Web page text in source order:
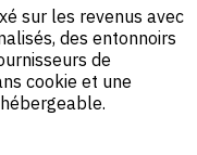
sur les revenus avec
des entonnoirs
de
cookie et une